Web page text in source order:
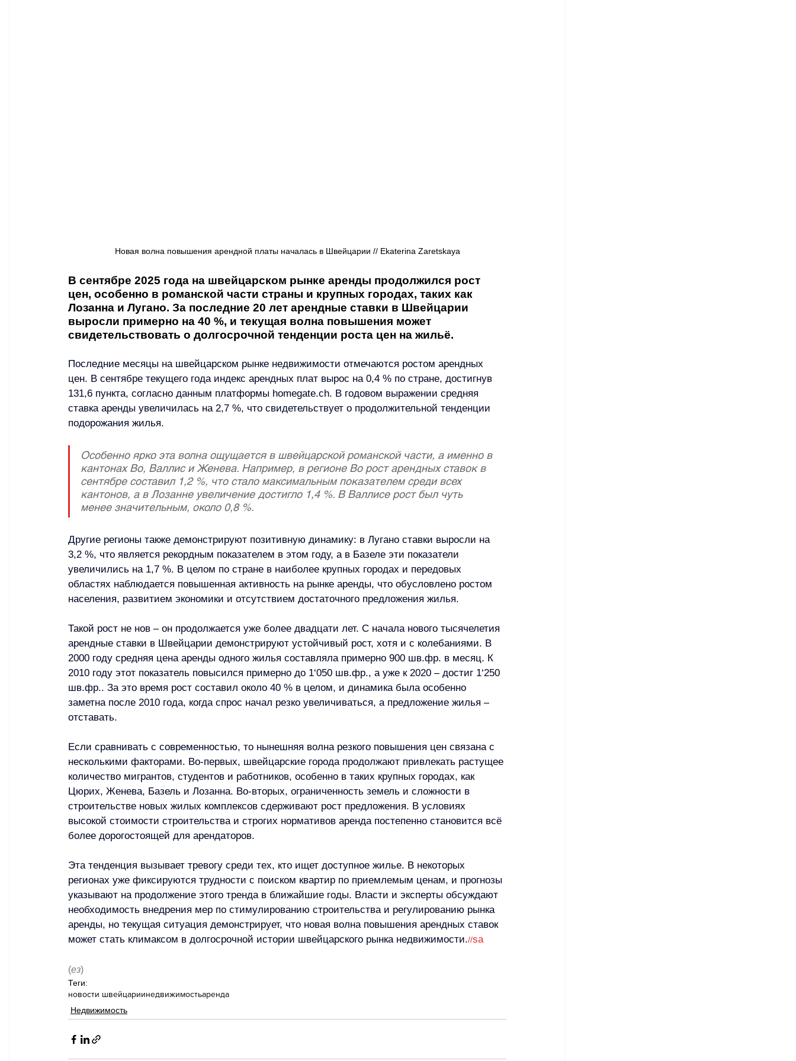
Новая волна повышения арендной платы началась в Швейцарии // Ekaterina Zaretskaya
В сентябре 2025 года на швейцарском рынке аренды продолжился рост
цен, особенно в романской части страны и крупных городах, таких как
Лозанна и Лугано. За последние 20 лет арендные ставки в Швейцарии
выросли примерно на 40 %, и текущая волна повышения может
свидетельствовать о долгосрочной тенденции роста цен на жильё.
Последние месяцы на швейцарском рынке недвижимости отмечаются ростом арендных
цен. В сентябре текущего года индекс арендных плат вырос на 0,4 % по стране, достигнув
131,6 пункта, согласно данным платформы homegate.ch. В годовом выражении средняя
ставка аренды увеличилась на 2,7 %, что свидетельствует о продолжительной тенденции
подорожания жилья.
Особенно ярко эта волна ощущается в швейцарской романской части, а именно в
кантонах Во, Валлис и Женева. Например, в регионе Во рост арендных ставок в
сентябре составил 1,2 %, что стало максимальным показателем среди всех
кантонов, а в Лозанне увеличение достигло 1,4 %. В Валлисе рост был чуть
менее значительным, около 0,8 %.
Другие регионы также демонстрируют позитивную динамику: в Лугано ставки выросли на
3,2 %, что является рекордным показателем в этом году, а в Базеле эти показатели
увеличились на 1,7 %. В целом по стране в наиболее крупных городах и передовых
областях наблюдается повышенная активность на рынке аренды, что обусловлено ростом
населения, развитием экономики и отсутствием достаточного предложения жилья.
Такой рост не нов – он продолжается уже более двадцати лет. С начала нового тысячелетия
арендные ставки в Швейцарии демонстрируют устойчивый рост, хотя и с колебаниями. В
2000 году средняя цена аренды одного жилья составляла примерно 900 шв.фр. в месяц. К
2010 году этот показатель повысился примерно до 1‘050 шв.фр., а уже к 2020 – достиг 1‘250
шв.фр.. За это время рост составил около 40 % в целом, и динамика была особенно
заметна после 2010 года, когда спрос начал резко увеличиваться, а предложение жилья –
отставать.
Если сравнивать с современностью, то нынешняя волна резкого повышения цен связана с
несколькими факторами. Во‑первых, швейцарские города продолжают привлекать растущее
количество мигрантов, студентов и работников, особенно в таких крупных городах, как
Цюрих, Женева, Базель и Лозанна. Во‑вторых, ограниченность земель и сложности в
строительстве новых жилых комплексов сдерживают рост предложения. В условиях
высокой стоимости строительства и строгих нормативов аренда постепенно становится всё
более дорогостоящей для арендаторов.
Эта тенденция вызывает тревогу среди тех, кто ищет доступное жилье. В некоторых
регионах уже фиксируются трудности с поиском квартир по приемлемым ценам, и прогнозы
указывают на продолжение этого тренда в ближайшие годы. Власти и эксперты обсуждают
необходимость внедрения мер по стимулированию строительства и регулированию рынка
аренды, но текущая ситуация демонстрирует, что новая волна повышения арендных ставок
может стать климаксом в долгосрочной истории швейцарского рынка недвижимости.//sa
(ез)
Теги:
новости швейцариинедвижимостьаренда
Недвижимость